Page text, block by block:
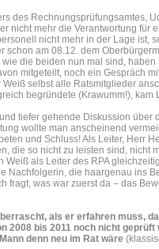
des Rechnungsprüfungsamtes,
nicht mehr die Verantwortung für
nicht mehr in der Lage ist,
schon am 08.12. dem
die beiden nun mal sind,
mitgeteilt, noch ein Gespräch
Weiß selbst alle Ratsmitglieder
begründete (Krawumm!), kam
tiefer gehende Diskussion über
wollte man anscheinend
und Schluss! Als Leiter, Herr
die so nicht zu leisten sind, nicht
Weiß als Leiter des RPA
Nachfolgerin, die haargenau ins
fragt, was war zuerst da – das
als er erfahren muss,
2008 bis 2011 noch nicht
denn neu im Rat wäre